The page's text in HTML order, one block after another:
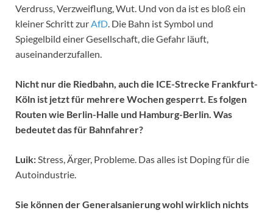
Verdruss, Verzweiflung, Wut. Und von da ist es bloß ein
kleiner Schritt zurAfD. Die Bahn ist Symbol und
Spiegelbild einer Gesellschaft, die Gefahr läuft,
auseinanderzufallen.
Nicht nur die Riedbahn, auch die ICE-Strecke Frankfurt-
Köln ist jetzt für mehrere Wochen gesperrt. Es folgen
Routen wie Berlin-Halle und Hamburg-Berlin. Was
bedeutet das für Bahnfahrer?
Luik:Stress, Ärger, Probleme. Das alles ist Doping für die
Autoindustrie.
Sie können der Generalsanierung wohl wirklich nichts